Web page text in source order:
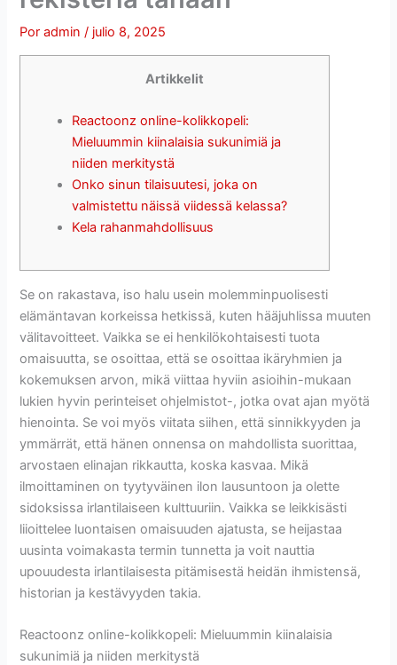
Poradmin/ julio 8, 2025
Artikkelit
Reactoonz online-kolikkopeli:
Mieluummin kiinalaisia ​​sukunimiä ja
niiden merkitystä
Onko sinun tilaisuutesi, joka on
valmistettu näissä viidessä kelassa?
Kela rahanmahdollisuus
Se on rakastava, iso halu usein molemminpuolisesti
elämäntavan korkeissa hetkissä, kuten hääjuhlissa muuten
välitavoitteet. Vaikka se ei henkilökohtaisesti tuota
omaisuutta, se osoittaa, että se osoittaa ikäryhmien ja
kokemuksen arvon, mikä viittaa hyviin asioihin-mukaan
lukien hyvin perinteiset ohjelmistot-, jotka ovat ajan myötä
hienointa. Se voi myös viitata siihen, että sinnikkyyden ja
ymmärrät, että hänen onnensa on mahdollista suorittaa,
arvostaen elinajan rikkautta, koska kasvaa. Mikä
ilmoittaminen on tyytyväinen ilon lausuntoon ja olette
sidoksissa irlantilaiseen kulttuuriin. Vaikka se leikkisästi
liioittelee luontaisen omaisuuden ajatusta, se heijastaa
uusinta voimakasta termin tunnetta ja voit nauttia
upouudesta irlantilaisesta pitämisestä heidän ihmistensä,
historian ja kestävyyden takia.
Reactoonz online-kolikkopeli: Mieluummin kiinalaisia ​​
sukunimiä ja niiden merkitystä